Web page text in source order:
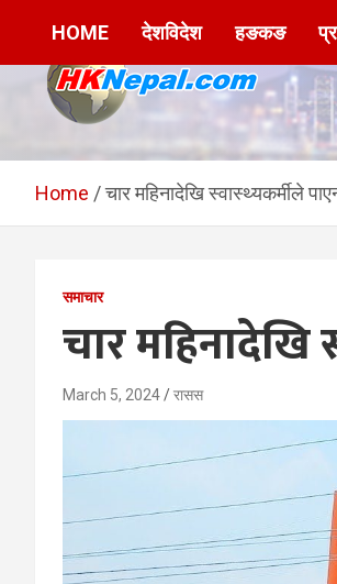
HKNepal.com –
हङकङबाट
hknepal, hknepal.com, hk nepal, hk nepal
HOME देशविदेश हङकङ
Home चार महिनादेखि स्वास्थ्यकर्मीले
समाचार
चार महिनादेखि
March 5, 2024 रासस